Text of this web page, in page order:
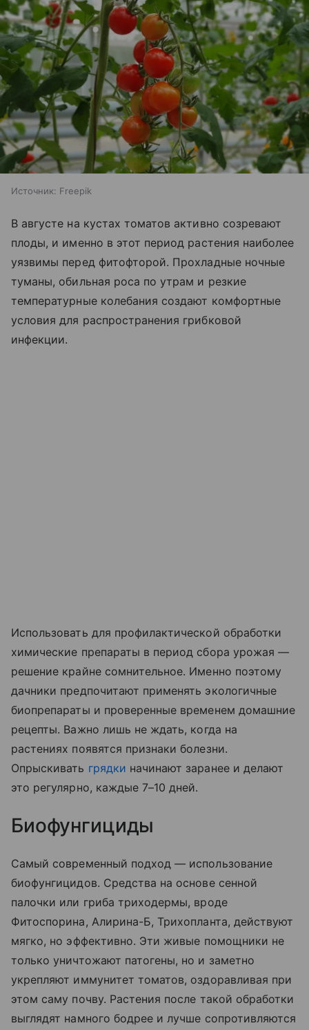
Источник: Freepik
В августе на кустах томатов активно созревают
плоды, и именно в этот период растения наиболее
уязвимы перед фитофторой. Прохладные ночные
туманы, обильная роса по утрам и резкие
температурные колебания создают комфортные
условия для распространения грибковой
инфекции.
Использовать для профилактической обработки
химические препараты в период сбора урожая —
решение крайне сомнительное. Именно поэтому
дачники предпочитают применять экологичные
биопрепараты и проверенные временем домашние
рецепты. Важно лишь не ждать, когда на
растениях появятся признаки болезни.
Опрыскивать грядки начинают заранее и делают
это регулярно, каждые 7–10 дней.
Биофунгициды
Самый современный подход — использование
биофунгицидов. Средства на основе сенной
палочки или гриба триходермы, вроде
Фитоспорина, Алирина-Б, Трихопланта, действуют
мягко, но эффективно. Эти живые помощники не
только уничтожают патогены, но и заметно
укрепляют иммунитет томатов, оздоравливая при
этом саму почву. Растения после такой обработки
выглядят намного бодрее и лучше сопротивляются